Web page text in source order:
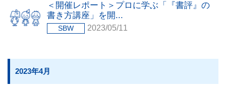
＜開催レポート＞プロに学ぶ「『書評』の
書き方講座」を開...
SBW 2023/05/11
2023年4月